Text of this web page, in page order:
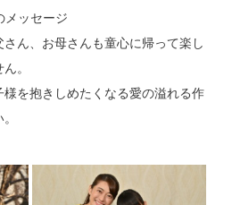
メッセージ
ん、お母さんも童心に帰って楽し
。
様を抱きしめたくなる愛の溢れる作